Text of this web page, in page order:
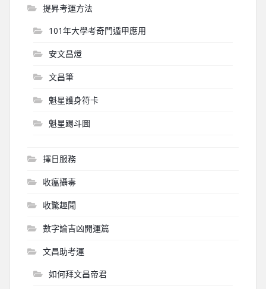
提昇考運方法
101年大學考奇門遁甲應用
安文昌燈
文昌筆
魁星護身符卡
魁星踢斗圖
擇日服務
收瘟攝毒
收驚趣聞
數字論吉凶開運篇
文昌助考運
如何拜文昌帝君